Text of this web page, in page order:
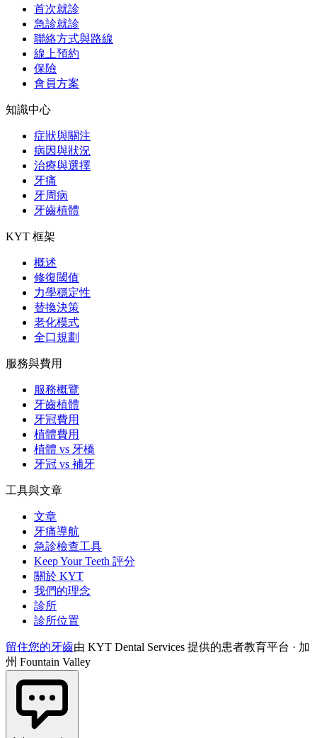
首次就診
急診就診
聯絡方式與路線
線上預約
保險
會員方案
知識中心
症狀與關注
病因與狀況
治療與選擇
牙痛
牙周病
牙齒植體
KYT 框架
概述
修復閾值
力學穩定性
替換決策
老化模式
全口規劃
服務與費用
服務概覽
牙齒植體
牙冠費用
植體費用
植體 vs 牙橋
牙冠 vs 補牙
工具與文章
文章
牙痛導航
急診檢查工具
Keep Your Teeth 評分
關於 KYT
我們的理念
診所
診所位置
留住您的牙齒由 KYT Dental Services 提供的患者教育平台 · 加
州 Fountain Valley